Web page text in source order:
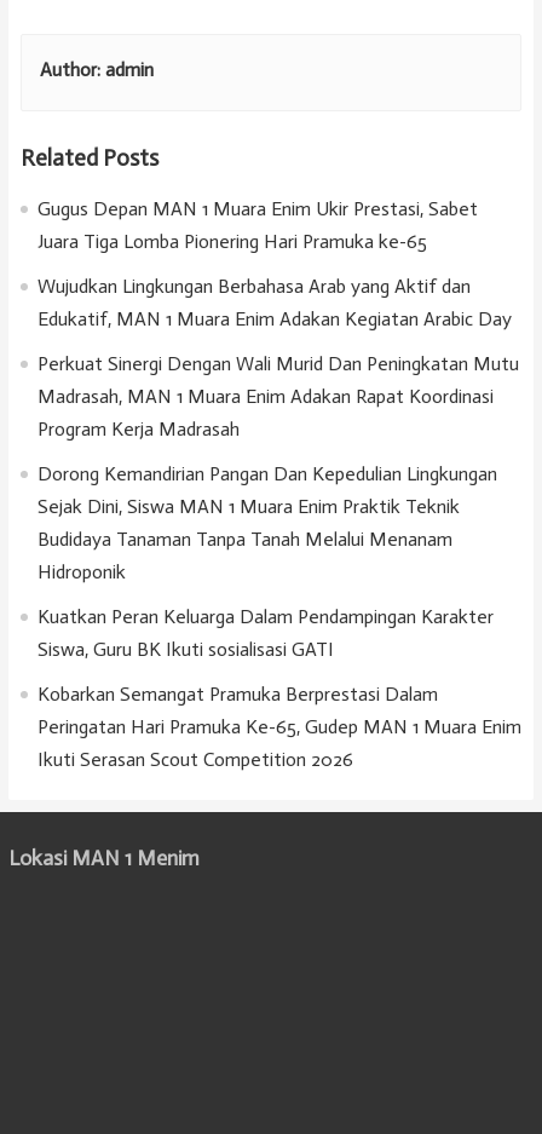
Author: admin
Related Posts
Gugus Depan MAN 1 Muara Enim Ukir Prestasi, Sabet
Juara Tiga Lomba Pionering Hari Pramuka ke-65
Wujudkan Lingkungan Berbahasa Arab yang Aktif dan
Edukatif, MAN 1 Muara Enim Adakan Kegiatan Arabic Day
Perkuat Sinergi Dengan Wali Murid Dan Peningkatan Mutu
Madrasah, MAN 1 Muara Enim Adakan Rapat Koordinasi
Program Kerja Madrasah
Dorong Kemandirian Pangan Dan Kepedulian Lingkungan
Sejak Dini, Siswa MAN 1 Muara Enim Praktik Teknik
Budidaya Tanaman Tanpa Tanah Melalui Menanam
Hidroponik
Kuatkan Peran Keluarga Dalam Pendampingan Karakter
Siswa, Guru BK Ikuti sosialisasi GATI
Kobarkan Semangat Pramuka Berprestasi Dalam
Peringatan Hari Pramuka Ke-65, Gudep MAN 1 Muara Enim
Ikuti Serasan Scout Competition 2026
Lokasi MAN 1 Menim